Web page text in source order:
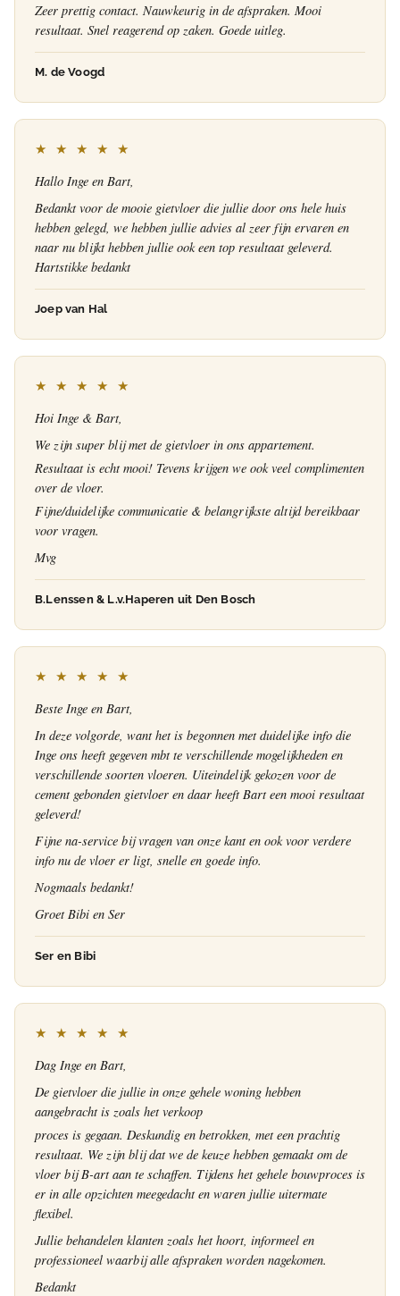
Zeer prettig contact. Nauwkeurig in de afspraken. Mooi
resultaat. Snel reagerend op zaken. Goede uitleg.
M. de Voogd
★ ★ ★ ★ ★
Hallo Inge en Bart,
Bedankt voor de mooie gietvloer die jullie door ons hele huis
hebben gelegd, we hebben jullie advies al zeer fijn ervaren en
naar nu blijkt hebben jullie ook een top resultaat geleverd.
Hartstikke bedankt
Joep van Hal
★ ★ ★ ★ ★
Hoi Inge & Bart,
We zijn super blij met de gietvloer in ons appartement.
Resultaat is echt mooi! Tevens krijgen we ook veel complimenten
over de vloer.
Fijne/duidelijke communicatie & belangrijkste altijd bereikbaar
voor vragen.
Mvg
B.Lenssen & L.v.Haperen uit Den Bosch
★ ★ ★ ★ ★
Beste Inge en Bart,
In deze volgorde, want het is begonnen met duidelijke info die
Inge ons heeft gegeven mbt te verschillende mogelijkheden en
verschillende soorten vloeren. Uiteindelijk gekozen voor de
cement gebonden gietvloer en daar heeft Bart een mooi resultaat
geleverd!
Fijne na-service bij vragen van onze kant en ook voor verdere
info nu de vloer er ligt, snelle en goede info.
Nogmaals bedankt!
Groet Bibi en Ser
Ser en Bibi
★ ★ ★ ★ ★
Dag Inge en Bart,
De gietvloer die jullie in onze gehele woning hebben
aangebracht is zoals het verkoop
proces is gegaan. Deskundig en betrokken, met een prachtig
resultaat. We zijn blij dat we de keuze hebben gemaakt om de
vloer bij B-art aan te schaffen. Tijdens het gehele bouwproces is
er in alle opzichten meegedacht en waren jullie uitermate
flexibel.
Jullie behandelen klanten zoals het hoort, informeel en
professioneel waarbij alle afspraken worden nagekomen.
Bedankt